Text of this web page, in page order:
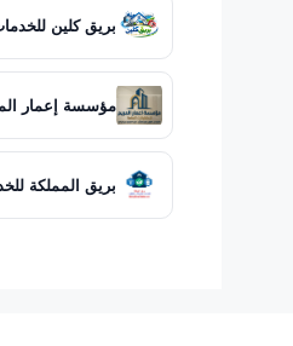
بريق كلين
مؤسسة إعمار
بريق المملكة